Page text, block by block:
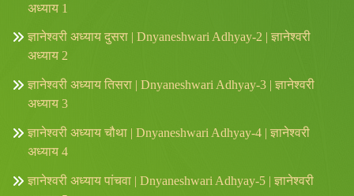
अध्याय 1
ज्ञानेश्वरी अध्याय दुसरा | Dnyaneshwari Adhyay-2 | ज्ञानेश्वरी
अध्याय 2
ज्ञानेश्वरी अध्याय तिसरा | Dnyaneshwari Adhyay-3 | ज्ञानेश्वरी
अध्याय 3
ज्ञानेश्वरी अध्याय चौथा | Dnyaneshwari Adhyay-4 | ज्ञानेश्वरी
अध्याय 4
ज्ञानेश्वरी अध्याय पांचवा | Dnyaneshwari Adhyay-5 | ज्ञानेश्वरी